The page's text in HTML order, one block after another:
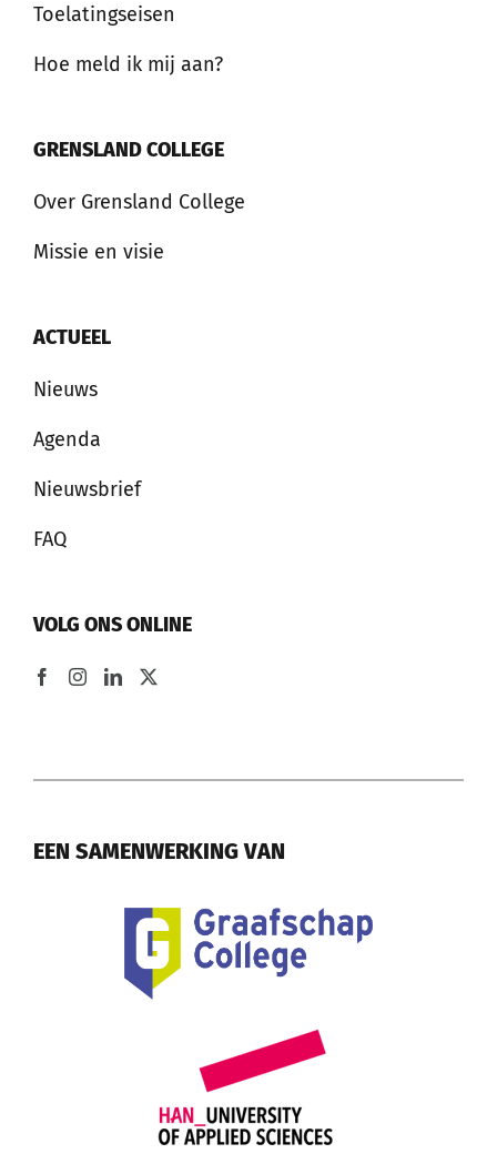
Toelatingseisen
Hoe meld ik mij aan?
GRENSLAND COLLEGE
Over Grensland College
Missie en visie
ACTUEEL
Nieuws
Agenda
Nieuwsbrief
FAQ
VOLG ONS ONLINE
EEN SAMENWERKING VAN